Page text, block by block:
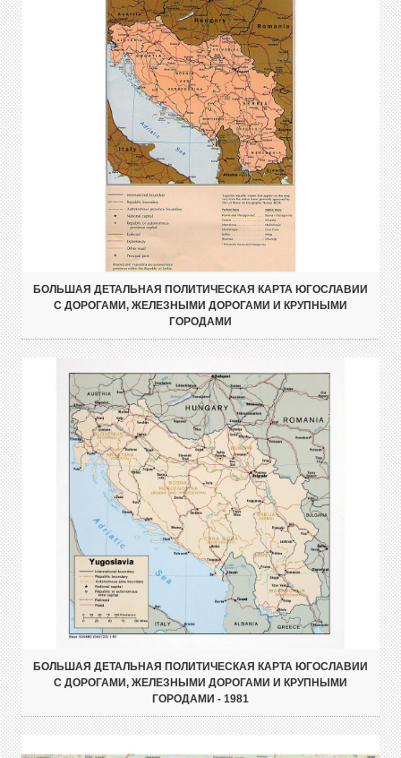
БОЛЬШАЯ ДЕТАЛЬНАЯ ПОЛИТИЧЕСКАЯ КАРТА ЮГОСЛАВИИ
С ДОРОГАМИ, ЖЕЛЕЗНЫМИ ДОРОГАМИ И КРУПНЫМИ
ГОРОДАМИ
БОЛЬШАЯ ДЕТАЛЬНАЯ ПОЛИТИЧЕСКАЯ КАРТА ЮГОСЛАВИИ
С ДОРОГАМИ, ЖЕЛЕЗНЫМИ ДОРОГАМИ И КРУПНЫМИ
ГОРОДАМИ - 1981